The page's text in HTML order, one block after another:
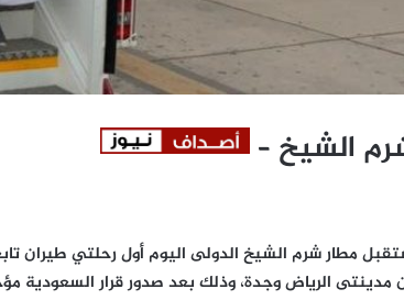
الشيخ –
مطار شرم الشيخ الدولى اليوم أول رحلتي طيران
مدينتى الرياض وجدة، وذلك بعد صدور قرار السعودية